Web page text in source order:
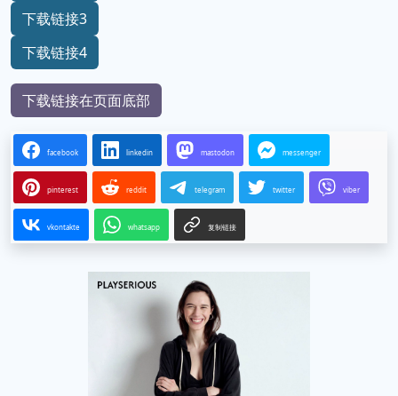
下载链接3
下载链接4
下载链接在页面底部
facebook linkedin mastodon messenger
pinterest reddit telegram twitter viber
vkontakte whatsapp 复制链接